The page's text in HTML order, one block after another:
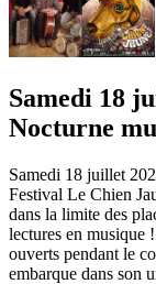
Samedi 18
Nocturne
Samedi 18 juillet
Festival Le Chien
dans la limite des
lectures en musique
ouverts pendant le
embarque dans son